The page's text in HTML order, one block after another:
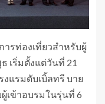
รท่องเที่ยวสำหรับผู้
เริ่มตั้งแต่วันที่ 21
แรมดับเบิ้ลทรี บาย
เข้าอบรมในรุ่นที่ 6